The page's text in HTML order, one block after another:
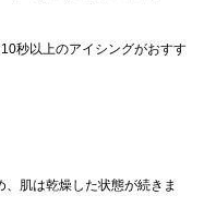
秒以上のアイシングがおすす
肌は乾燥した状態が続きま